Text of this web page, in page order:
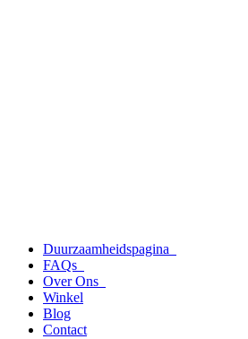
Duurzaamheidspagina
FAQs
Over Ons
Winkel
Blog
Contact